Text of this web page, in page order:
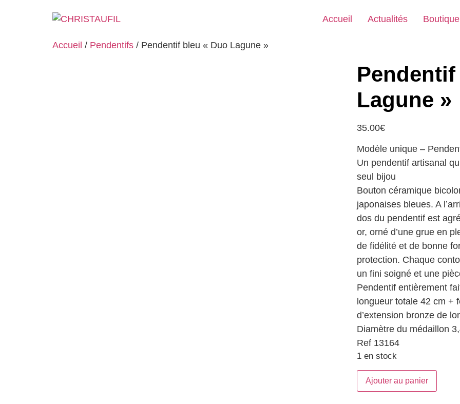
Accueil Actualités Boutique
Accueil / Pendentifs / Pendentif bleu « Duo Lagune »
Lagune »
35.00€
Modèle unique –
Un pendentif artisanal
seul bijou
Bouton céramique
japonaises bleues. A
dos du pendentif est
or, orné d’une grue en
de fidélité et de bonne
protection. Chaque
un fini soigné et une
Pendentif entièrement
longueur totale 42 cm +
d’extension bronze de
Diamètre du médaillon
Ref 13164
1 en stock
Ajouter au panier